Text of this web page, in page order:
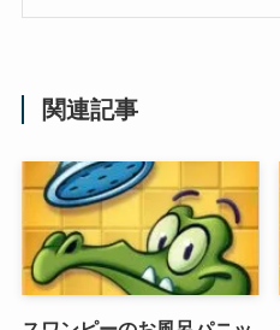
関連記事